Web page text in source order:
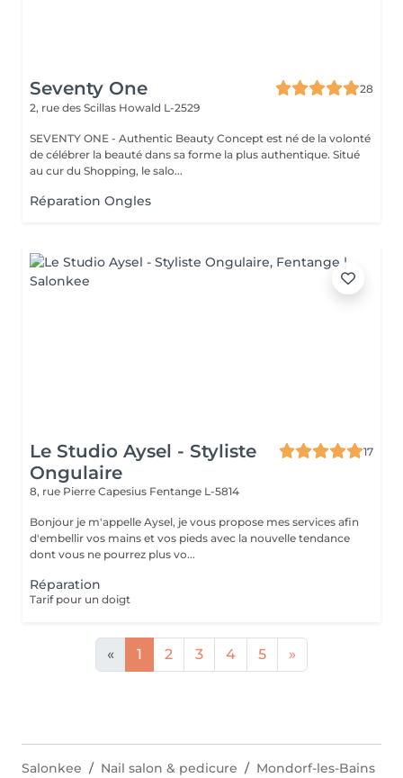
Seventy One
28
2, rue des Scillas Howald L-2529
SEVENTY ONE - Authentic Beauty Concept est né de la volonté
de célébrer la beauté dans sa forme la plus authentique. Situé
au cur du Shopping, le salo...
Réparation Ongles
Le Studio Aysel - Styliste
Ongulaire
17
8, rue Pierre Capesius Fentange L-5814
Bonjour je m'appelle Aysel, je vous propose mes services afin
d'embellir vos mains et vos pieds avec la nouvelle tendance
dont vous ne pourrez plus vo...
Réparation
Tarif pour un doigt
« 1 2 3 4 5 »
Salonkee Nail salon & pedicure
Mondorf-les-Bains